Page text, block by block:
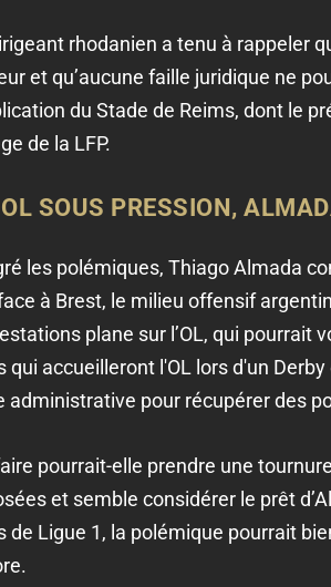
rhodanien a tenu à rappeler
et qu’aucune faille juridique ne
du Stade de Reims, dont le
de la LFP.
SOUS PRESSION,
les polémiques, Thiago Almada
à Brest, le milieu offensif
plane sur l’OL, qui pourrait
qui accueilleront l'OL lors d'un
administrative pour récupérer des
pourrait-elle prendre une
et semble considérer le prêt
de Ligue 1, la polémique pourrait